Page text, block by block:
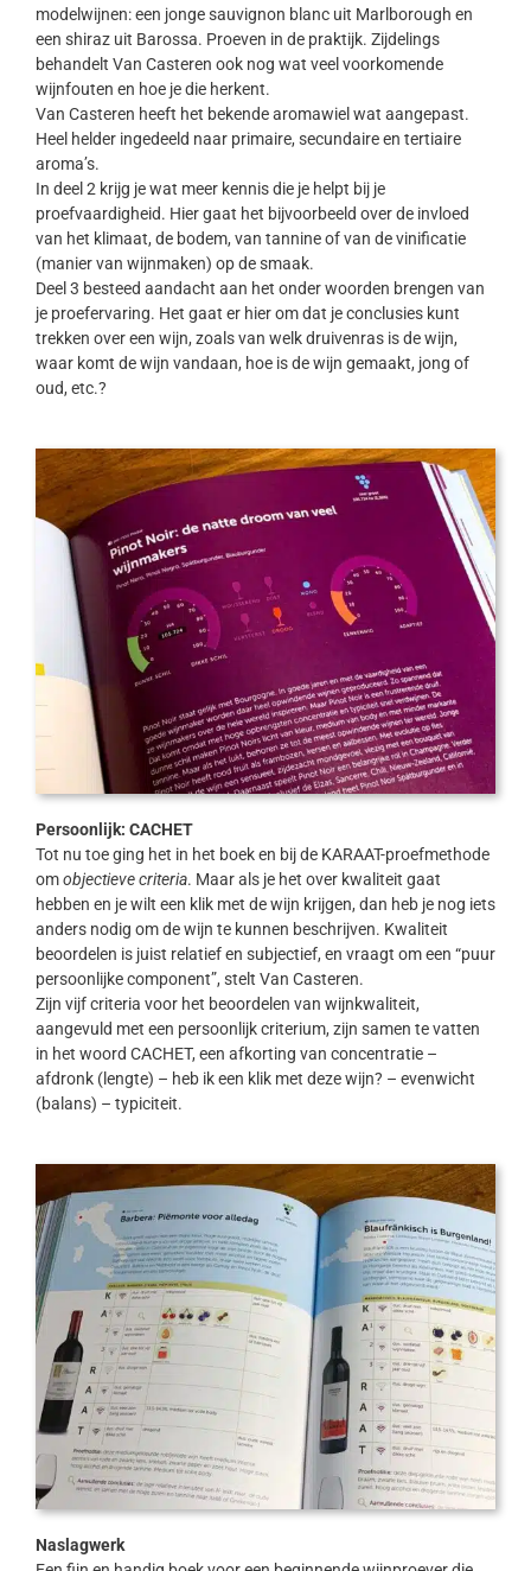
modelwijnen: een jonge sauvignon blanc uit Marlborough en
een shiraz uit Barossa. Proeven in de praktijk. Zijdelings
behandelt Van Casteren ook nog wat veel voorkomende
wijnfouten en hoe je die herkent.
Van Casteren heeft het bekende aromawiel wat aangepast.
Heel helder ingedeeld naar primaire, secundaire en tertiaire
aroma’s.
In deel 2 krijg je wat meer kennis die je helpt bij je
proefvaardigheid. Hier gaat het bijvoorbeeld over de invloed
van het klimaat, de bodem, van tannine of van de vinificatie
(manier van wijnmaken) op de smaak.
Deel 3 besteed aandacht aan het onder woorden brengen van
je proefervaring. Het gaat er hier om dat je conclusies kunt
trekken over een wijn, zoals van welk druivenras is de wijn,
waar komt de wijn vandaan, hoe is de wijn gemaakt, jong of
oud, etc.?
Persoonlijk: CACHET
Tot nu toe ging het in het boek en bij de KARAAT-proefmethode
omobjectieve criteria. Maar als je het over kwaliteit gaat
hebben en je wilt een klik met de wijn krijgen, dan heb je nog iets
anders nodig om de wijn te kunnen beschrijven. Kwaliteit
beoordelen is juist relatief en subjectief, en vraagt om een “puur
persoonlijke component”, stelt Van Casteren.
Zijn vijf criteria voor het beoordelen van wijnkwaliteit,
aangevuld met een persoonlijk criterium, zijn samen te vatten
in het woord CACHET, een afkorting van concentratie –
afdronk (lengte) – heb ik een klik met deze wijn? – evenwicht
(balans) – typiciteit.
Naslagwerk